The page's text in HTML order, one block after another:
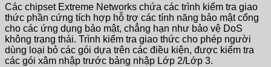
Các chipset Extreme Networks chứa các trình kiểm tra giao
thức phần cứng tích hợp hỗ trợ các tính năng bảo mật cổng
cho các ứng dụng bảo mật, chẳng hạn như bảo vệ DoS
không trạng thái. Trình kiểm tra giao thức cho phép người
dùng loại bỏ các gói dựa trên các điều kiện, được kiểm tra
các gói xâm nhập trước bảng nhập Lớp 2/Lớp 3.